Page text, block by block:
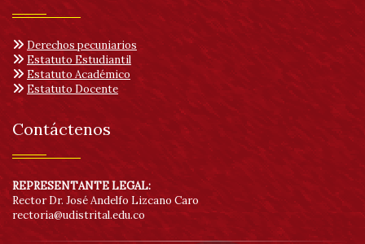
Derechos pecuniarios
Estatuto Estudiantil
Estatuto Académico
Estatuto Docente
Contáctenos
REPRESENTANTE LEGAL:
Rector Dr. José Andelfo Lizcano Caro
rectoria@udistrital.edu.co